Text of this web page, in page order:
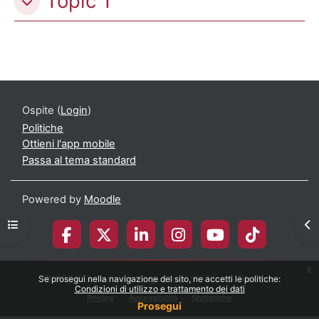
Se prosegui nella navigazione del sito, ne accetti le politiche:
Condizioni di utilizzo e trattamento dei dati
Prosegui
x
Apri indice del corso
Ospite (Login)
Politiche
Ottieni l'app mobile
Passa al tema standard
Powered by Moodle
© 2026 Università degli Studi di Milano-Bicocca